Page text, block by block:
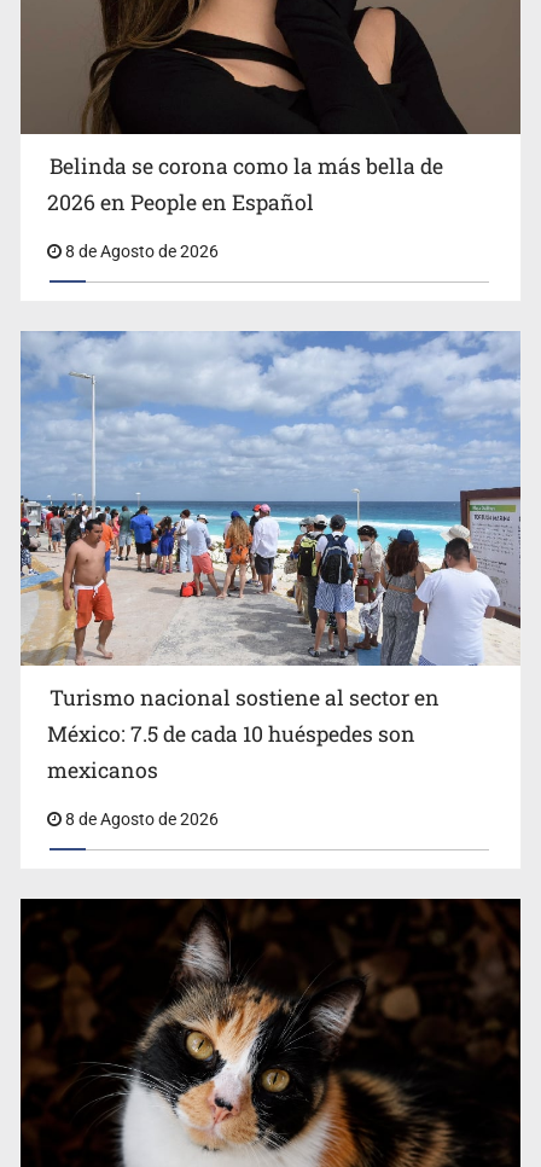
Turismo nacional sostiene al sector en México: 7.5 de
cada 10 huéspedes son mexicanos
Día Internacional del Gato: La historia del felino que
conquistó nuestros hogares e internet
México rompe su récord histórico en los Juegos
Belinda se corona como la más bella de
2026 en People en Español
8 de Agosto de 2026
Turismo nacional sostiene al sector en
México: 7.5 de cada 10 huéspedes son
mexicanos
8 de Agosto de 2026